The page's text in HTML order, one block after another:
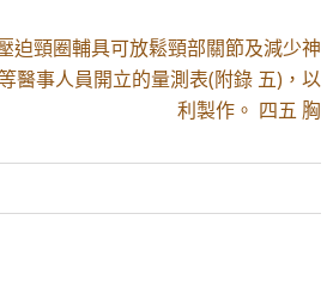
迫頸圈輔具可放鬆頸部關節及減少神
醫事人員開立的量測表(附錄 五)，以
利製作。 四五 胸